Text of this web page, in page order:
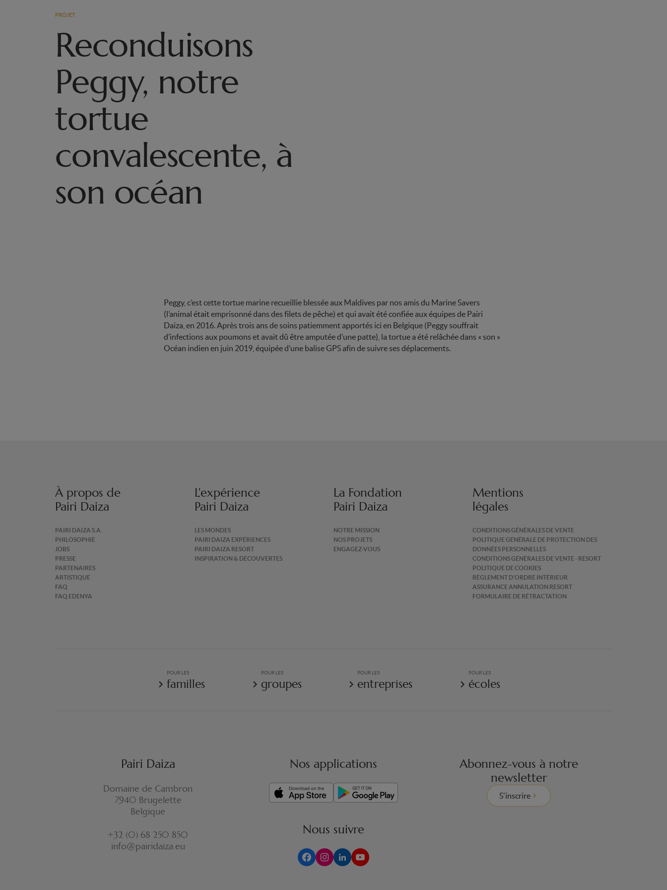
PROJET
Reconduisons
Peggy, notre
tortue
convalescente, à
son océan
Peggy, c’est cette tortue marine recueillie blessée aux Maldives par nos amis du Marine Savers
(l’animal était emprisonné dans des filets de pêche) et qui avait été confiée aux équipes de Pairi
Daiza, en 2016. Après trois ans de soins patiemment apportés ici en Belgique (Peggy souffrait
d’infections aux poumons et avait dû être amputée d’une patte), la tortue a été relâchée dans « son »
Océan indien en juin 2019, équipée d’une balise GPS afin de suivre ses déplacements.
À propos de
Pairi Daiza
PAIRI DAIZA S.A.
PHILOSOPHIE
JOBS
PRESSE
PARTENAIRES
ARTISTIQUE
FAQ
FAQ EDENYA
L'expérience
Pairi Daiza
LES MONDES
PAIRI DAIZA EXPÉRIENCES
PAIRI DAIZA RESORT
INSPIRATION & DÉCOUVERTES
La Fondation
Pairi Daiza
NOTRE MISSION
NOS PROJETS
ENGAGEZ-VOUS
Mentions
légales
CONDITIONS GÉNÉRALES DE VENTE
POLITIQUE GÉNÉRALE DE PROTECTION DES
DONNÉES PERSONNELLES
CONDITIONS GÉNÉRALES DE VENTE - RESORT
POLITIQUE DE COOKIES
RÈGLEMENT D'ORDRE INTÉRIEUR
ASSURANCE ANNULATION RESORT
FORMULAIRE DE RÉTRACTATION
POUR LES
familles
POUR LES
groupes
POUR LES
entreprises
POUR LES
écoles
Pairi Daiza
Domaine de Cambron
7940 Brugelette
Belgique
+32 (0) 68 250 850
info@pairidaiza.eu
Nos applications
Nous suivre
Abonnez-vous à notre
newsletter
S'inscrire